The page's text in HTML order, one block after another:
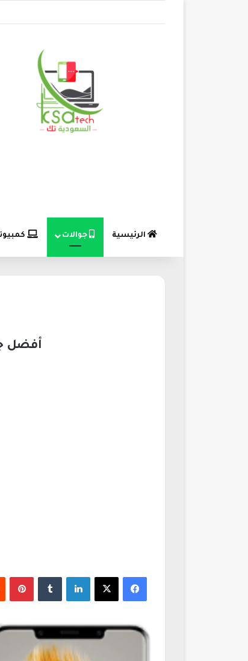
الرئيسية جوالات
أفضل
فيسبوك لينكدإن بينتيريست